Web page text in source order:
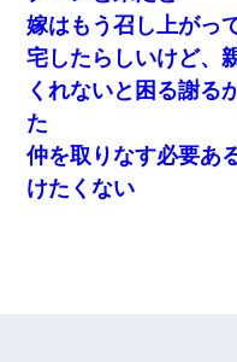
嫁はもう召し上がっ
宅したらしいけど、
くれないと困る謝る
た
仲を取りなす必要あ
けたくない